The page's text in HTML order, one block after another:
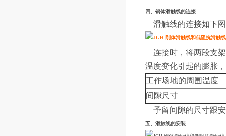
四、钢体滑触线的连接
滑触线的连接如下
连接时，将两段支架
温度变化引起的膨胀
工作场地的周围温度
间隙尺寸
予留间隙的尺寸跟
五、滑触线的安装